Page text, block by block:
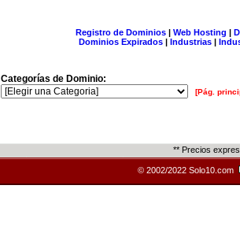
Registro de Dominios| Web Hosting |
Dominios Expirados | Industrias |
Categorías de Dominio:
[Pág.
** Precios
© 2002/2022 Solo10.com